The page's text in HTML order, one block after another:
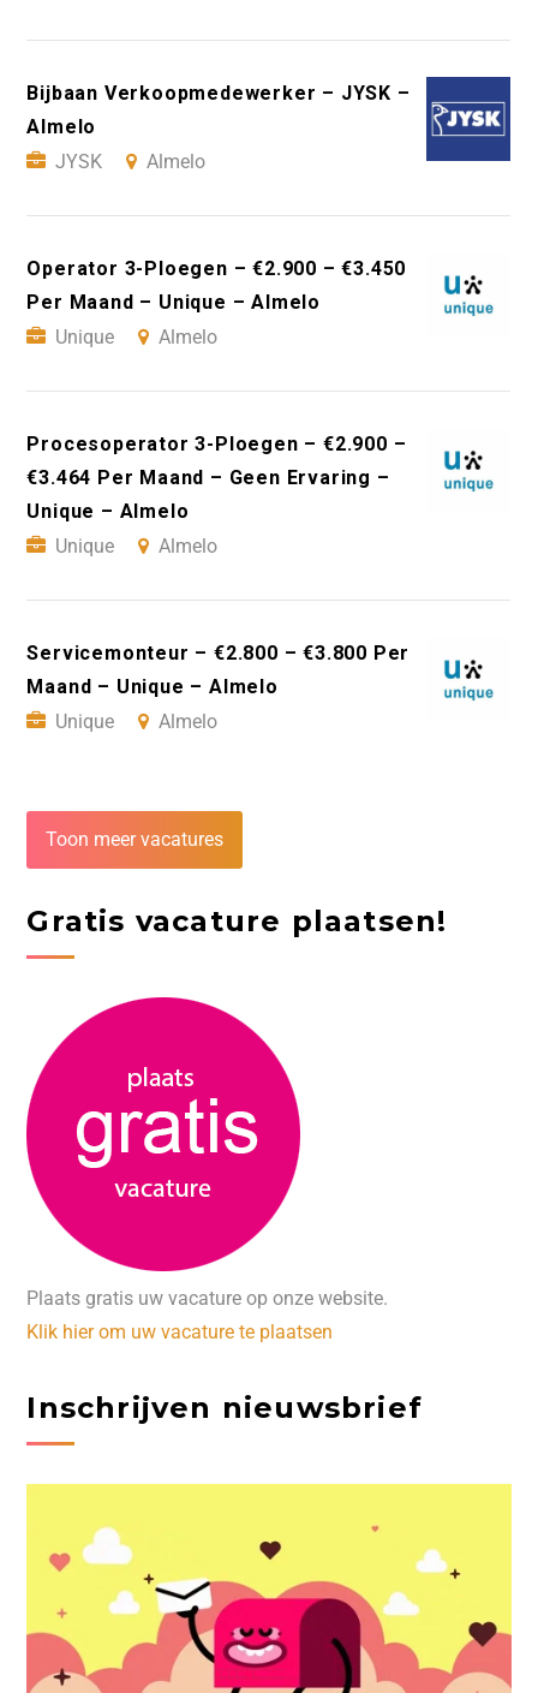
Bijbaan Verkoopmedewerker – JYSK –
Almelo
JYSK
Almelo
Operator 3-Ploegen – €2.900 – €3.450
Per Maand – Unique – Almelo
Unique
Almelo
Procesoperator 3-Ploegen – €2.900 –
€3.464 Per Maand – Geen Ervaring –
Unique – Almelo
Unique
Almelo
Servicemonteur – €2.800 – €3.800 Per
Maand – Unique – Almelo
Unique
Almelo
Toon meer vacatures
Gratis vacature plaatsen!
Plaats gratis uw vacature op onze website.
Klik hier om uw vacature te plaatsen
Inschrijven nieuwsbrief